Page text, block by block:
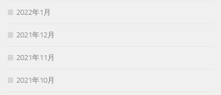
2022年1月
2021年12月
2021年11月
2021年10月